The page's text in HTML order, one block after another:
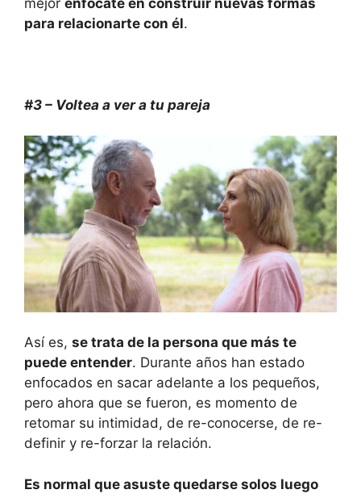
para relacionarte con él.
#3 – Voltea a ver a tu pareja
Así es, se trata de la persona que más te
puede entender. Durante años han estado
enfocados en sacar adelante a los pequeños,
pero ahora que se fueron, es momento de
retomar su intimidad, de re-conocerse, de re-
definir y re-forzar la relación.
Es normal que asuste quedarse solos luego